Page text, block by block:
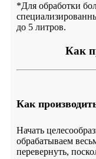
*Для обработки
до 5 литров.
Как
Как
Начать
обрабатываем
перевернуть,